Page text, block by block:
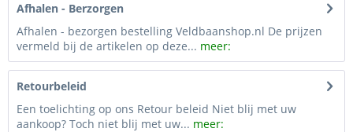
Afhalen - Berzorgen
Afhalen - bezorgen bestelling Veldbaanshop.nl De prijzen
vermeld bij de artikelen op deze... meer:
Retourbeleid
Een toelichting op ons Retour beleid Niet blij met uw
aankoop? Toch niet blij met uw... meer: